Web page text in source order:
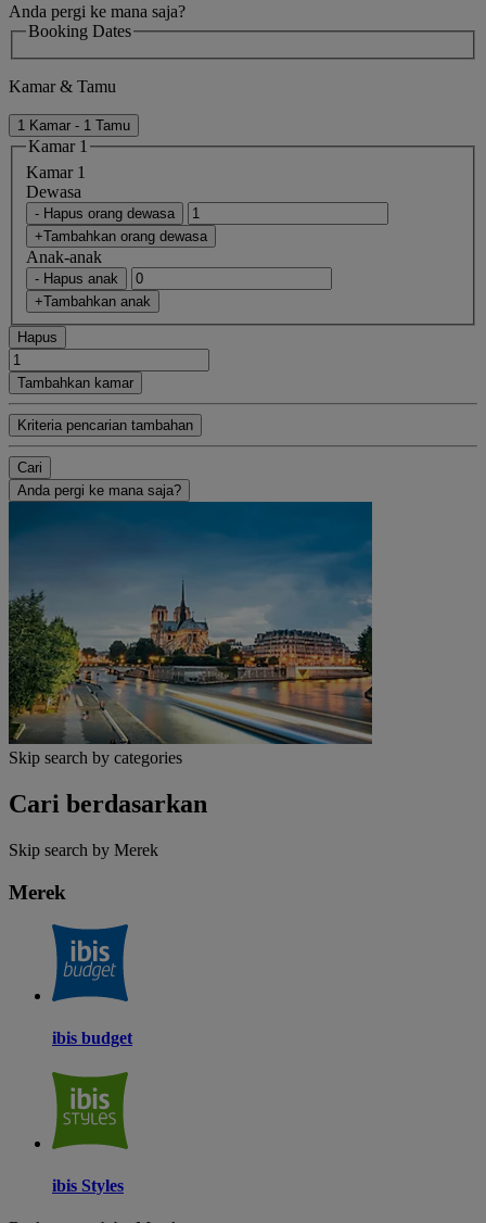
Anda pergi ke mana saja?
Booking Dates
Kamar & Tamu
1 Kamar - 1 Tamu
Kamar 1
Kamar 1
Dewasa
- Hapus orang dewasa
+Tambahkan orang dewasa
Anak-anak
- Hapus anak
+Tambahkan anak
Hapus
Tambahkan kamar
Kriteria pencarian tambahan
Cari
Anda pergi ke mana saja?
Skip search by categories
Cari berdasarkan
Skip search by Merek
Merek
ibis budget
ibis Styles